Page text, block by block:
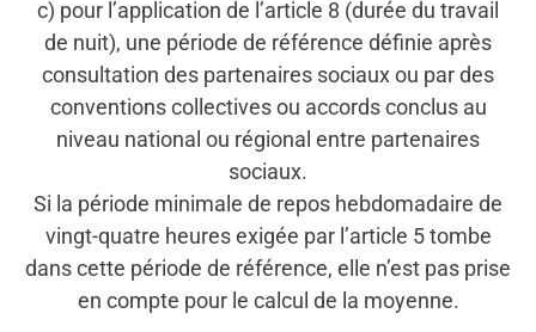
c) pour l’application de l’article 8 (durée du travail
de nuit), une période de référence définie après
consultation des partenaires sociaux ou par des
conventions collectives ou accords conclus au
niveau national ou régional entre partenaires
sociaux.
Si la période minimale de repos hebdomadaire de
vingt-quatre heures exigée par l’article 5 tombe
dans cette période de référence, elle n’est pas prise
en compte pour le calcul de la moyenne.